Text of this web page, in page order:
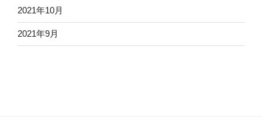
2021年10月
2021年9月